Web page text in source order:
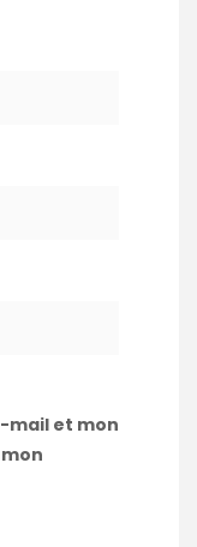
mail et mon